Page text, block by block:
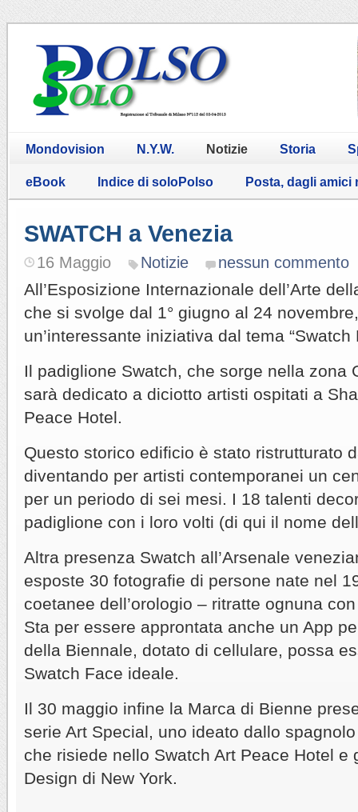
Mondovision N.Y.W. Notizie Storia
eBook Indice di soloPolso Posta, dagli amici
SWATCH a Venezia
16 Maggio Notizie nessun commento
All’Esposizione Internazionale dell’Arte
che si svolge dal 1° giugno al 24
un’interessante iniziativa dal tema “Swatch
Il padiglione Swatch, che sorge nella zona
sarà dedicato a diciotto artisti ospitati a
Peace Hotel.
Questo storico edificio è stato ristrutturato
diventando per artisti contemporanei un
per un periodo di sei mesi. I 18 talenti
padiglione con i loro volti (di qui il nome
Altra presenza Swatch all’Arsenale
esposte 30 fotografie di persone nate nel
coetanee dell’orologio – ritratte ognuna
Sta per essere approntata anche un App
della Biennale, dotato di cellulare, possa
Swatch Face ideale.
Il 30 maggio infine la Marca di Bienne
serie Art Special, uno ideato dallo
che risiede nello Swatch Art Peace Hotel e
Design di New York.